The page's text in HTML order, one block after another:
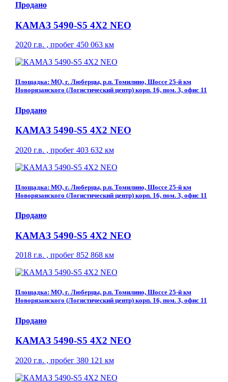
Продано
КАМАЗ 5490-S5 4Х2 NEO
2020 г.в. , пробег 450 063 км
Площадка: МО, г. Люберцы, р.п. Томилино, Шоссе 25-й км
Новорязанского (Логистический центр) корп. 16, пом. 3, офис 11
Продано
КАМАЗ 5490-S5 4Х2 NEO
2020 г.в. , пробег 403 632 км
Площадка: МО, г. Люберцы, р.п. Томилино, Шоссе 25-й км
Новорязанского (Логистический центр) корп. 16, пом. 3, офис 11
Продано
КАМАЗ 5490-S5 4Х2 NEO
2018 г.в. , пробег 852 868 км
Площадка: МО, г. Люберцы, р.п. Томилино, Шоссе 25-й км
Новорязанского (Логистический центр) корп. 16, пом. 3, офис 11
Продано
КАМАЗ 5490-S5 4Х2 NEO
2020 г.в. , пробег 380 121 км